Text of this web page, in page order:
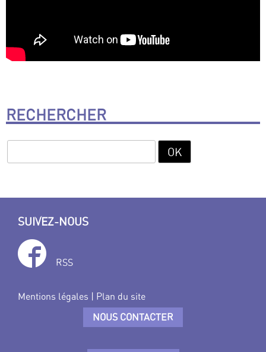
RECHERCHER
SUIVEZ-NOUS
RSS
Mentions légales | Plan du site
NOUS CONTACTER